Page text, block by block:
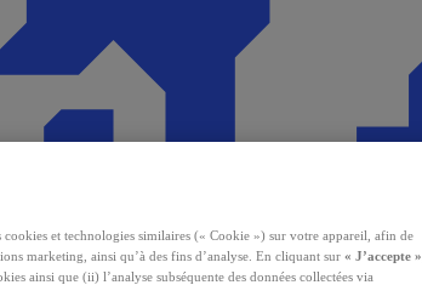
cookies et technologies similaires (« Cookie ») sur votre appareil, afin de
marketing, ainsi qu’à des fins d’analyse. En cliquant sur « J’accepte »
ainsi que (ii) l’analyse subséquente des données collectées via